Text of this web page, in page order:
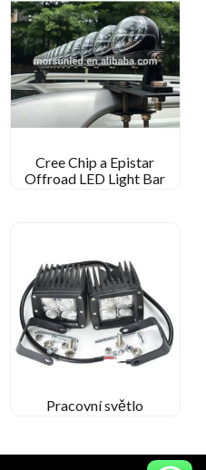
Cree Chip a Epistar
Offroad LED Light Bar
Pracovní světlo